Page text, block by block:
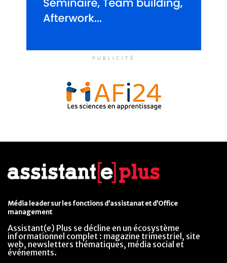
PUBLICITÉ
Média leader sur les fonctions d’assistanat et d’Office
management
Assistant(e) Plus se décline en un écosystème
informationnel complet : magazine trimestriel, site
web, newsletters thématiques, média social et
événements.